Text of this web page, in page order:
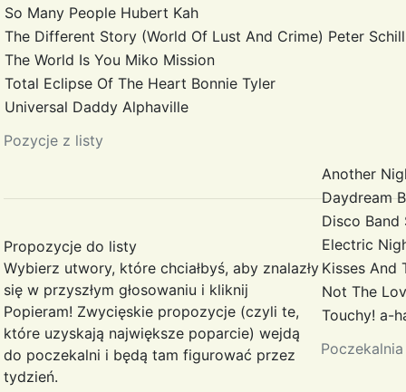
Pozycje z listy
So Many People Hubert Kah
The Different Story (World Of Lust And Crime) Peter
The World Is You Miko Mission
Total Eclipse Of The Heart Bonnie Tyler
Universal Daddy Alphaville
Poczekalnia
Another
Daydream
Disco Band
Electric
Kisses And
Not The
Touchy! a-
Propozycje do listy
Wybierz utwory, które chciałbyś, aby znalazły
się w przyszłym głosowaniu i kliknij
Popieram! Zwycięskie propozycje (czyli te,
które uzyskają największe poparcie) wejdą
do poczekalni i będą tam figurować przez
tydzień.